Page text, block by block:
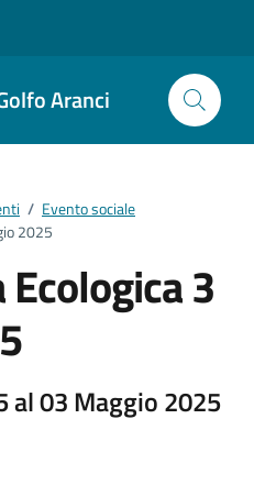
Aranci
/ Evento sociale
2025
3
al 03 Maggio 2025